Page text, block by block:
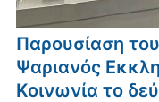
Παρουσίαση του
Ψαριανός
Κοινωνία το